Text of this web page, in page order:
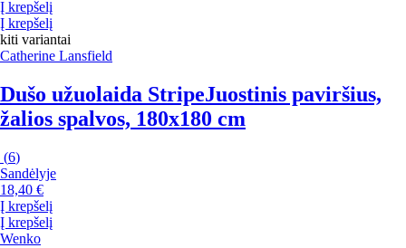
Į krepšelį
Į krepšelį
kiti variantai
Catherine Lansfield
Dušo užuolaida StripeJuostinis paviršius,
žalios spalvos, 180x180 cm
(6)
Sandėlyje
18,40 €
Į krepšelį
Į krepšelį
Wenko